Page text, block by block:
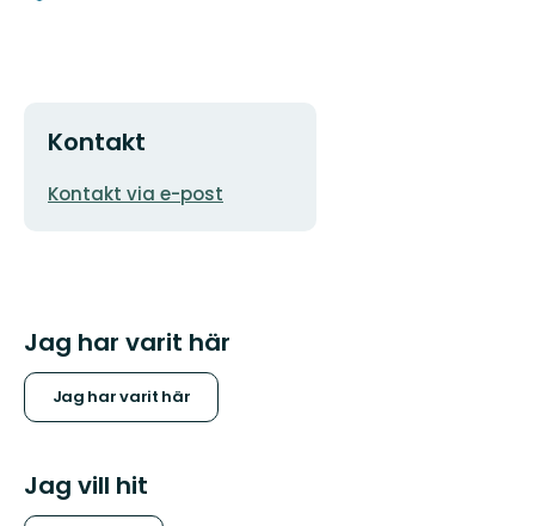
Kontakt
E-
Kontakt via e-post
Jag har varit här
Jag har varit här
Jag vill hit